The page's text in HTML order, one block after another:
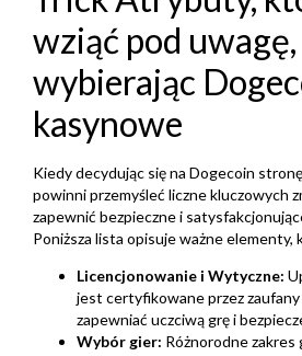
wziąć pod uwagę,
wybierając
kasynowe
Kiedy decydując się na Dogecoin
powinni przemyśleć liczne kluczowych
zapewnić bezpieczne i
Poniższa lista opisuje ważne elementy,
Licencjonowanie i Wytyczne:
jest certyfikowane przez
zapewniać uczciwą grę i
Wybór gier: Różnorodne zakres